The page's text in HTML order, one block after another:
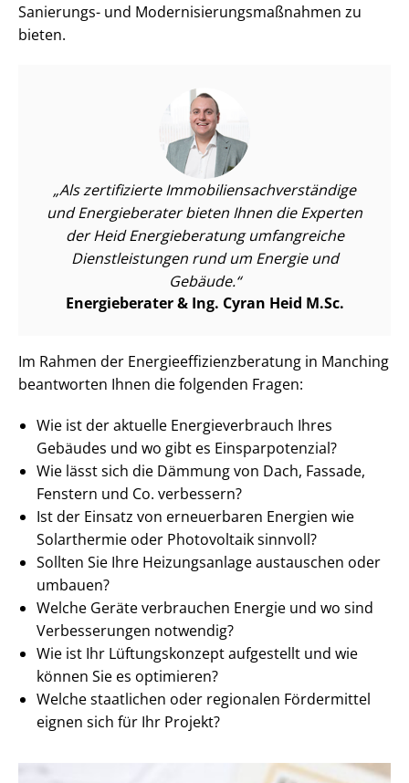
Sanierungs- und Mo­der­ni­sie­rungs­maß­nah­men zu
bieten.
Als zertifizierte Im­mo­bi­li­en­sach­ver­stän­di­ge
und Energieberater bieten Ihnen die Experten
der Heid Energieberatung umfangreiche
Dienst­leis­tun­gen rund um Energie und
Gebäude.
Energieberater & Ing. Cyran Heid M.Sc.
Im Rahmen der En­er­gie­ef­fi­zi­enz­be­ra­tung in Manching
beantworten Ihnen die folgenden Fragen:
Wie ist der aktuelle En­er­gie­ver­brauch Ihres
Gebäudes und wo gibt es Ein­spar­po­ten­zi­al?
Wie lässt sich die Dämmung von Dach, Fassade,
Fenstern und Co. verbessern?
Ist der Einsatz von erneuerbaren Energien wie
Solarthermie oder Photovoltaik sinnvoll?
Sollten Sie Ihre Heizungsanlage austauschen oder
umbauen?
Welche Geräte verbrauchen Energie und wo sind
Verbesserungen notwendig?
Wie ist Ihr Lüftungskonzept aufgestellt und wie
können Sie es optimieren?
Welche staatlichen oder regionalen Fördermittel
eignen sich für Ihr Projekt?